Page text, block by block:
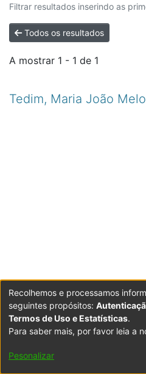
Filtrar resultados inserindo as
Todos os resultados
A mostrar 1 - 1 de 1
Tedim, Maria João Melo
Powered by DSpace
Configurações
Recolhemos e processamos
seguintes propósitos:
Termos de Uso e Estatísticas.
Para saber mais, por favor leia a
Pesonalizar